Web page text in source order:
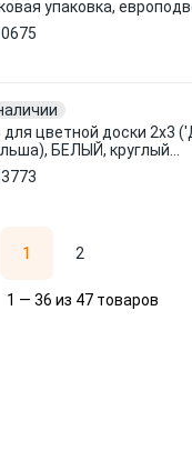
упаковка,
2X3
для цветной доски 2х3
БЕЛЫЙ, круглый
2-3 мм, AS141Z
1 2
1 — 36 из 47 товаров